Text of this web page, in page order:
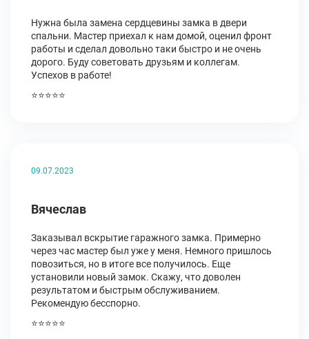
Нужна была замена сердцевины замка в двери
спальни. Мастер приехал к нам домой, оценил фронт
работы и сделал довольно таки быстро и не очень
дорого. Буду советовать друзьям и коллегам.
Успехов в работе!
⭐⭐⭐⭐⭐
09.07.2023
Вячеслав
Заказывал вскрытие гаражного замка. Примерно
через час мастер был уже у меня. Немного пришлось
повозиться, но в итоге все получилось. Еще
установили новый замок. Скажу, что доволен
результатом и быстрым обслуживанием.
Рекомендую бесспорно.
⭐⭐⭐⭐⭐